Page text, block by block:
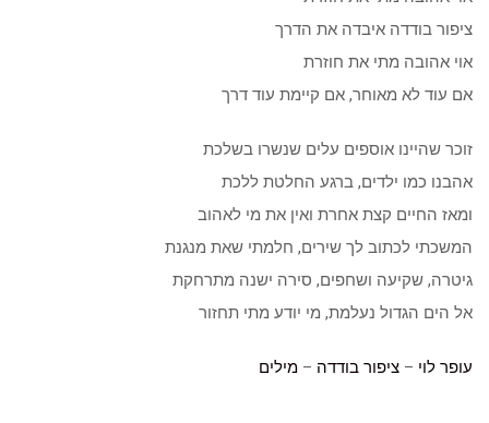
ציפור בודדה איבדה את הדרך
אוי אהובה מתי את חוזרת
אם עוד לא מאוחר, אם קיימת עוד דרך
זוכר שהיינו אוספים עלים שנשרו בשלכת
אהבנו כמו ילדים, ברגע החלטת ללכת
ומאז החיים קצת אחרת ואין את מי לאהוב
המשכתי לכתוב לך שירים, חלמתי שאת מנגנת
גיטרה, שקיעה ושחפים, סירה ישנה מתרחקת
אל הים הגדול נעלמת, מי יודע מתי תחזור
עופר לוי – ציפור בודדה – מילים